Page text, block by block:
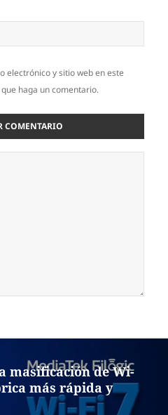
electrónico y sitio web en este
haga un comentario.
masificación de Wi-
más rápida y